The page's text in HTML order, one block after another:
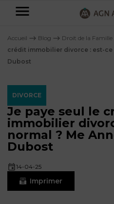
Particuliers
NOS
DOMAINES
DE
COMPÉTENCE
AFFAIRES
FISCALITÉ
Entreprises
NOS
DOMAINES
COMPÉTENCE
CRÉATION
D’ENTREPRISES
Plus
d’offres
AGN
LEGAL
À
propos
Accueil ⟶ Blog ⟶ Droit de la Famille
crédit immobilier divorce : est-ce
Dubost
DIVORCE
Je paye seul le
immobilier
normal ? Me
Dubost
14-04-25
Imprimer